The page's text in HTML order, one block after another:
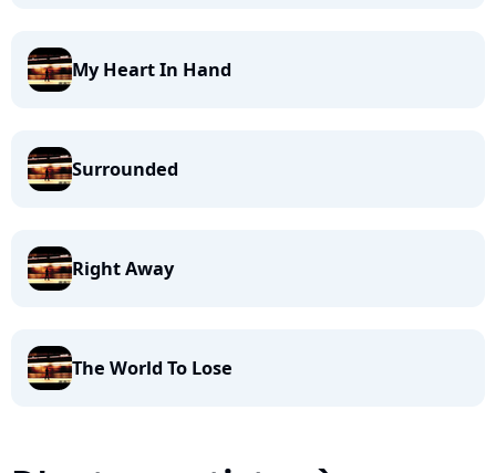
My Heart In Hand
Surrounded
Right Away
The World To Lose